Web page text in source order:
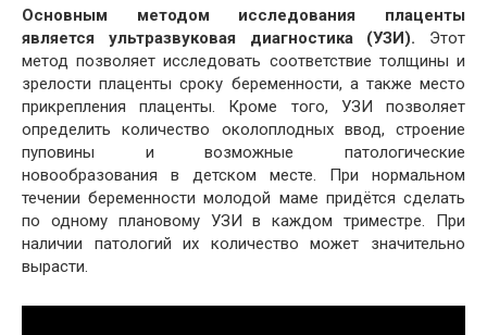
Основным методом исследования плаценты
является ультразвуковая диагностика (УЗИ). Этот
метод позволяет исследовать соответствие толщины и
зрелости плаценты сроку беременности, а также место
прикрепления плаценты. Кроме того, УЗИ позволяет
определить количество околоплодных ввод, строение
пуповины и возможные патологические
новообразования в детском месте. При нормальном
течении беременности молодой маме придётся сделать
по одному плановому УЗИ в каждом триместре. При
наличии патологий их количество может значительно
вырасти.